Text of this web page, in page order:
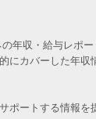
年収・給与レポー
にカバーした年収
ポートする情報を